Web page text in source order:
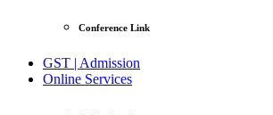
Conference Link
GST | Admission
Online Services